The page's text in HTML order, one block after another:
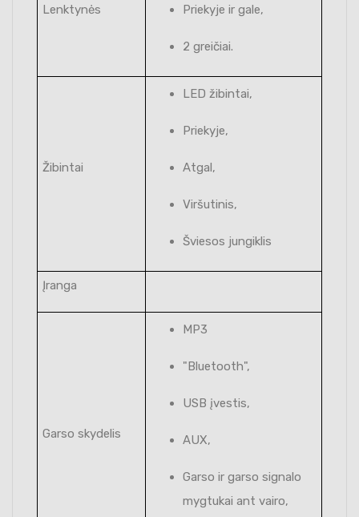
Lenktynės Priekyje ir gale,
2 greičiai.
Žibintai
LED žibintai,
Priekyje,
Atgal,
Viršutinis,
Šviesos jungiklis
Įranga
Garso skydelis
MP3
"Bluetooth",
USB įvestis,
AUX,
Garso ir garso signalo
mygtukai ant vairo,